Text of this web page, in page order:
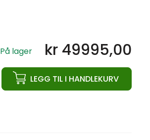
På lager kr 49995,00
LEGG TIL I HANDLEKURV